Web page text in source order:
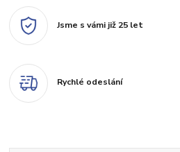
Jsme s vámi již 25 let
Rychlé odeslání